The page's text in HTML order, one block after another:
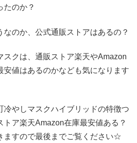
たのか？
なのか、公式通販ストアはあるの？
スクは、通販ストア楽天やAmazon
安値はあるのかなども気になります
冷やしマスクハイブリッドの特徴つ
トア楽天Amazon在庫最安値ある？
ますので最後までご覧ください☆